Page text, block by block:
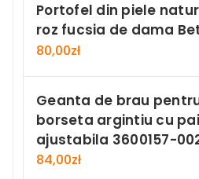
Portofel din piele
roz fucsia de dama
80,00zł
Geanta de brau
borseta argintiu cu
ajustabila 3600157-
84,00zł